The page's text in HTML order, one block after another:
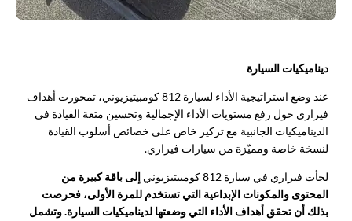
ديناميكيات السيارة
عند وضع استراتيجية الأداء لسيارة 812 كومبيتيزيوني، تمحورت أهداف
فيراري حول رفع مستويات الأداء الإجمالية وتحسين متعة القيادة في
الديناميكيات الجانبية مع تركيز خاص على خصائص أسلوب القيادة
لنسخة خاصة ومميّزة من سيارات فيراري.
لجأت فيراري في سيارة 812 كومبيتيزيوني
إلى باقة كبيرة من
المحتوى والمكونات الإبداعية التي تستخدم للمرة الأولى، فحرصت
بذلك أن تحقق أهداف الأداء التي وضعتها لديناميكيات السيارة. وتشمل